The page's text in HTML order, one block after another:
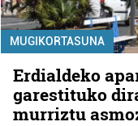
MUGIKORTASUNA
Erdialdeko
garestituko
murriztu